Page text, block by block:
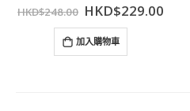
HKD$248.00 HKD$229.00
加入購物車